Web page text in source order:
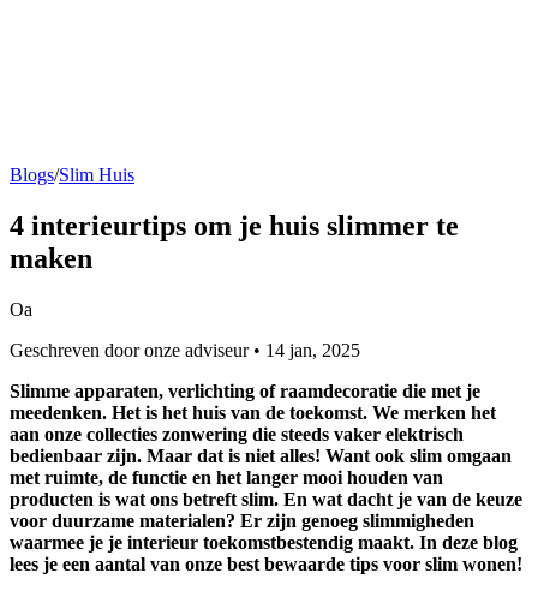
Blogs/Slim Huis
4 interieurtips om je huis slimmer te
maken
Oa
Geschreven door onze adviseur • 14 jan, 2025
Slimme apparaten, verlichting of raamdecoratie die met je
meedenken. Het is het huis van de toekomst. We merken het
aan onze collecties zonwering die steeds vaker elektrisch
bedienbaar zijn. Maar dat is niet alles! Want ook slim omgaan
met ruimte, de functie en het langer mooi houden van
producten is wat ons betreft slim. En wat dacht je van de keuze
voor duurzame materialen? Er zijn genoeg slimmigheden
waarmee je je interieur toekomstbestendig maakt. In deze blog
lees je een aantal van onze best bewaarde tips voor slim wonen!